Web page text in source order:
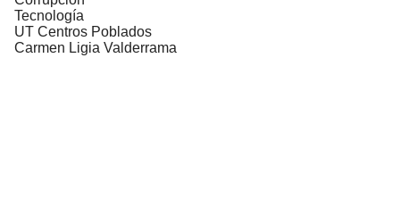
Tecnología
UT Centros Poblados
Carmen Ligia Valderrama